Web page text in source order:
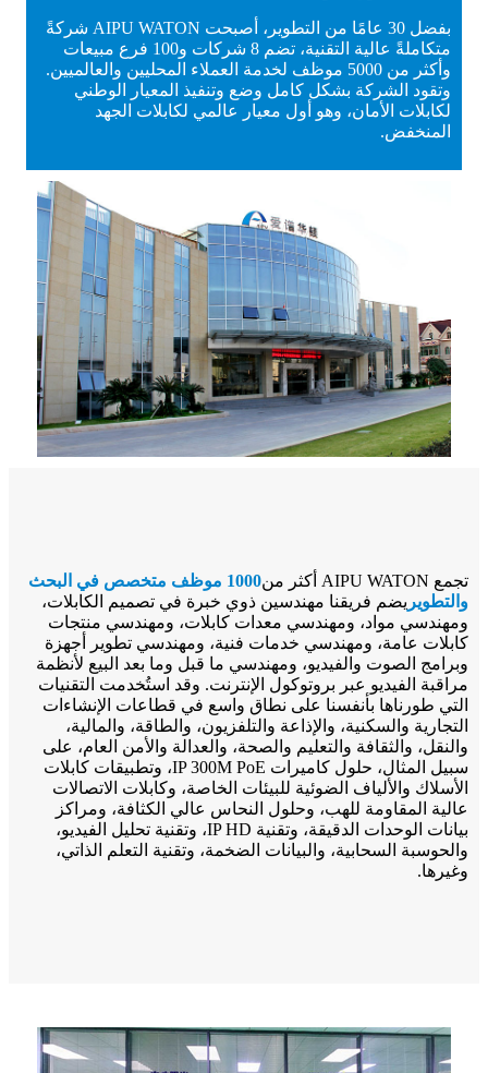
بفضل 30 عامًا من التطوير، أصبحت AIPU WATON شركةً
متكاملةً عالية التقنية، تضم 8 شركات و100 فرع مبيعات
وأكثر من 5000 موظف لخدمة العملاء المحليين والعالميين.
وتقود الشركة بشكل كامل وضع وتنفيذ المعيار الوطني
لكابلات الأمان، وهو أول معيار عالمي لكابلات الجهد
المنخفض.
تجمع AIPU WATON أكثر من
1000 موظف متخصص في البحث
والتطوير يضم فريقنا مهندسين ذوي خبرة في تصميم الكابلات،
ومهندسي مواد، ومهندسي معدات كابلات، ومهندسي منتجات
كابلات عامة، ومهندسي خدمات فنية، ومهندسي تطوير أجهزة
وبرامج الصوت والفيديو، ومهندسي ما قبل وما بعد البيع لأنظمة
مراقبة الفيديو عبر بروتوكول الإنترنت. وقد استُخدمت التقنيات
التي طورناها بأنفسنا على نطاق واسع في قطاعات الإنشاءات
التجارية والسكنية، والإذاعة والتلفزيون، والطاقة، والمالية،
والنقل، والثقافة والتعليم والصحة، والعدالة والأمن العام، على
سبيل المثال، حلول كاميرات IP 300M PoE، وتطبيقات كابلات
الأسلاك والألياف الضوئية للبيئات الخاصة، وكابلات الاتصالات
عالية المقاومة للهب، وحلول النحاس عالي الكثافة، ومراكز
بيانات الوحدات الدقيقة، وتقنية IP HD، وتقنية تحليل الفيديو،
والحوسبة السحابية، والبيانات الضخمة، وتقنية التعلم الذاتي،
وغيرها.